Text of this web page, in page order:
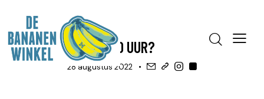
BLOG TRAINING, OP WEG NAAR ...
20 UUR?
28 augustus 2022